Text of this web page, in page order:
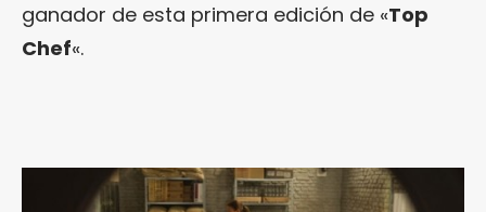
ganador de esta primera edición de «Top
Chef«.